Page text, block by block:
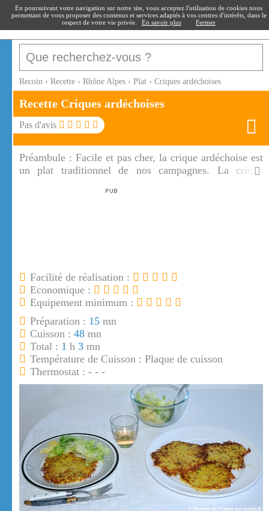
recoin.fr
Recoin › Recette › Rhône Alpes › Plat › Criques ardéchoises
Recette Criques ardéchoises
Pas d'avis
Préambule : Facile et pas cher, la crique ardéchoise est
un plat traditionnel de nos campagnes. La crique
d'une salade verte, elle séduira tous vos convives.
Facilité de réalisation :
Economique :
Equipement minimum :
Préparation : 15 mn
Cuisson : 48 mn
Total : 1 h 3 mn
Température de Cuisson : Plaque de cuisson
Thermostat : - - -
En poursuivant votre navigation sur notre site, vous acceptez l'utilisation de cookies nous
permettant de vous proposer des contenus et services adaptés à vos centres d'intérêts, dans le
respect de votre vie privée.
En savoir plus Fermer